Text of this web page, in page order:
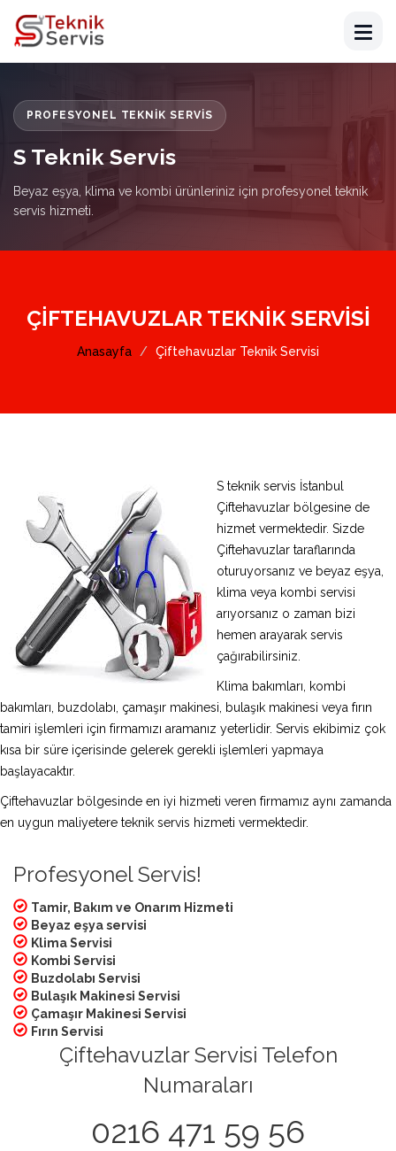
PROFESYONEL TEKNIK SERVIS
S Teknik Servis
Beyaz eşya, klima ve kombi ürünleriniz için profesyonel teknik
servis hizmeti.
ÇIFTEHAVUZLAR TEKNIK SERVISI
Anasayfa Çiftehavuzlar Teknik Servisi
S teknik servis İstanbul
Çiftehavuzlar bölgesine de
hizmet vermektedir. Sizde
Çiftehavuzlar taraflarında
oturuyorsanız ve beyaz eşya,
klima veya kombi servisi
arıyorsanız o zaman bizi
hemen arayarak servis
çağırabilirsiniz.
Klima bakımları, kombi
bakımları, buzdolabı, çamaşır makinesi, bulaşık makinesi veya fırın
tamiri işlemleri için firmamızı aramanız yeterlidir. Servis ekibimiz çok
kısa bir süre içerisinde gelerek gerekli işlemleri yapmaya
başlayacaktır.
Çiftehavuzlar bölgesinde en iyi hizmeti veren firmamız aynı zamanda
en uygun maliyetere teknik servis hizmeti vermektedir.
Profesyonel Servis!
Tamir, Bakım ve Onarım Hizmeti
Beyaz eşya servisi
Klima Servisi
Kombi Servisi
Buzdolabı Servisi
Bulaşık Makinesi Servisi
Çamaşır Makinesi Servisi
Fırın Servisi
Çiftehavuzlar Servisi Telefon
Numaraları
0216 471 59 56